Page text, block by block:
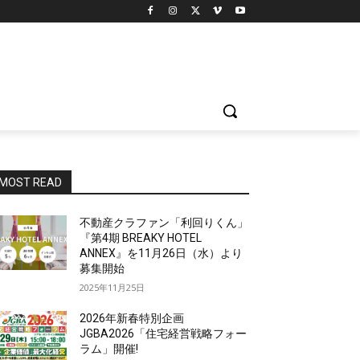
READ
不動産クラファン「利回りくん」
『第4期 BREAKY HOTEL
ANNEX』を11月26日（水）より
募集開始
2025年11月25日
2026年新春特別企画
JGBA2026「住宅経営戦略フォー
ラム」開催!